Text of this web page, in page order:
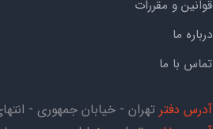
قوانین و مقررات
درباره ما
تماس با ما
آدرس دفترتهران - خیابان جمهوری - انتهای کوچه